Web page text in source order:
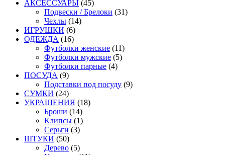
АКСЕССУАРЫ (45)
Подвески / Брелоки (31)
Чехлы (14)
ИГРУШКИ (6)
ОДЕЖДА (16)
Футболки женские (11)
Футболки мужские (5)
Футболки парные (4)
ПОСУДА (9)
Подставки под посуду (9)
СУМКИ (24)
УКРАШЕНИЯ (18)
Броши (14)
Клипсы (1)
Серьги (3)
ШТУКИ (50)
Дерево (5)